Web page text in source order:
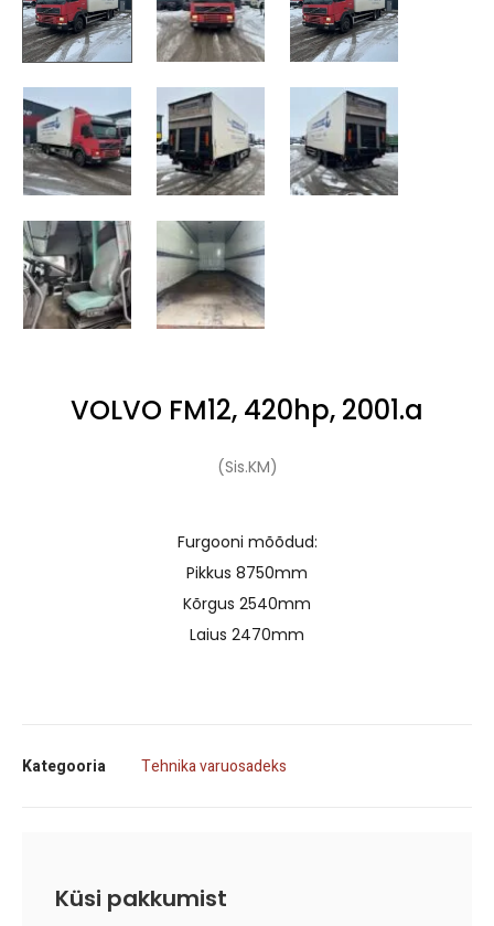
VOLVO FM12, 420hp, 2001.a
(Sis.KM)
Furgooni mõõdud:
Pikkus 8750mm
Kõrgus 2540mm
Laius 2470mm
Kategooria Tehnika varuosadeks
Küsi pakkumist